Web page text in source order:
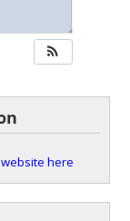
◢
here